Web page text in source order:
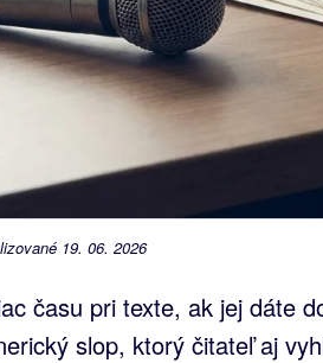
19. 06. 2026
času pri texte, ak jej dáte
slop, ktorý čitateľ aj